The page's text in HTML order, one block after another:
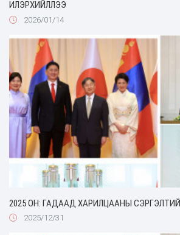
ИЛЭРХИЙЛЛЭЭ
2026/01/14
2025 ОН: ГАДААД ХАРИЛЦААНЫ
2025/12/31